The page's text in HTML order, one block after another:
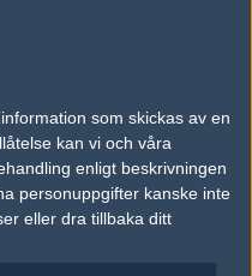
som skickas av en
kan vi och våra
enligt beskrivningen
personuppgifter kanske inte
eller dra tillbaka ditt
sparas även när man deltar i
eller välja att inte
25 juli 2003.